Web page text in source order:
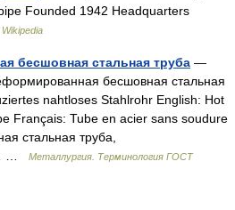
Founded 1942 Headquarters
Wikipedia
бесшовная стальная труба —
бесшовная стальная
nahtloses Stahlrohr English: Hot
Français: Tube en acier sans soudure
стальная труба,
…
Металлургия. Терминология ГОСТ